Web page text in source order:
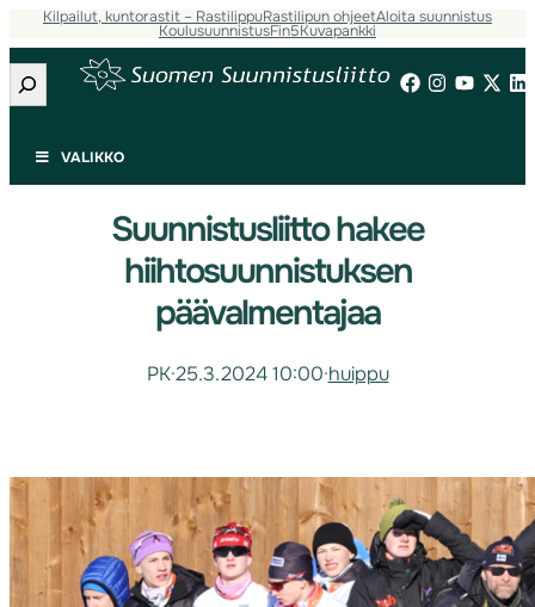
Kilpailut, kuntorastit – RastilippuRastilipun ohjeetAloita suunnistus
KoulusuunnistusFin5Kuvapankki
Etsi
VALIKKO
Suunnistusliitto hakee
hiihtosuunnistuksen
päävalmentajaa
PK·25.3.2024 10:00·huippu